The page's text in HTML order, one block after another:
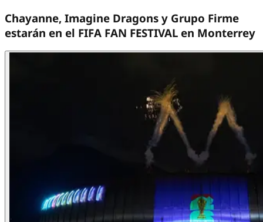
Chayanne, Imagine Dragons y Grupo Firme
estarán en el FIFA FAN FESTIVAL en Monterrey